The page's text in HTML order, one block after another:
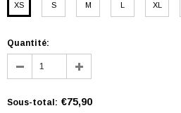
XS S M L XL
Quantité:
Sous-total : €75,90